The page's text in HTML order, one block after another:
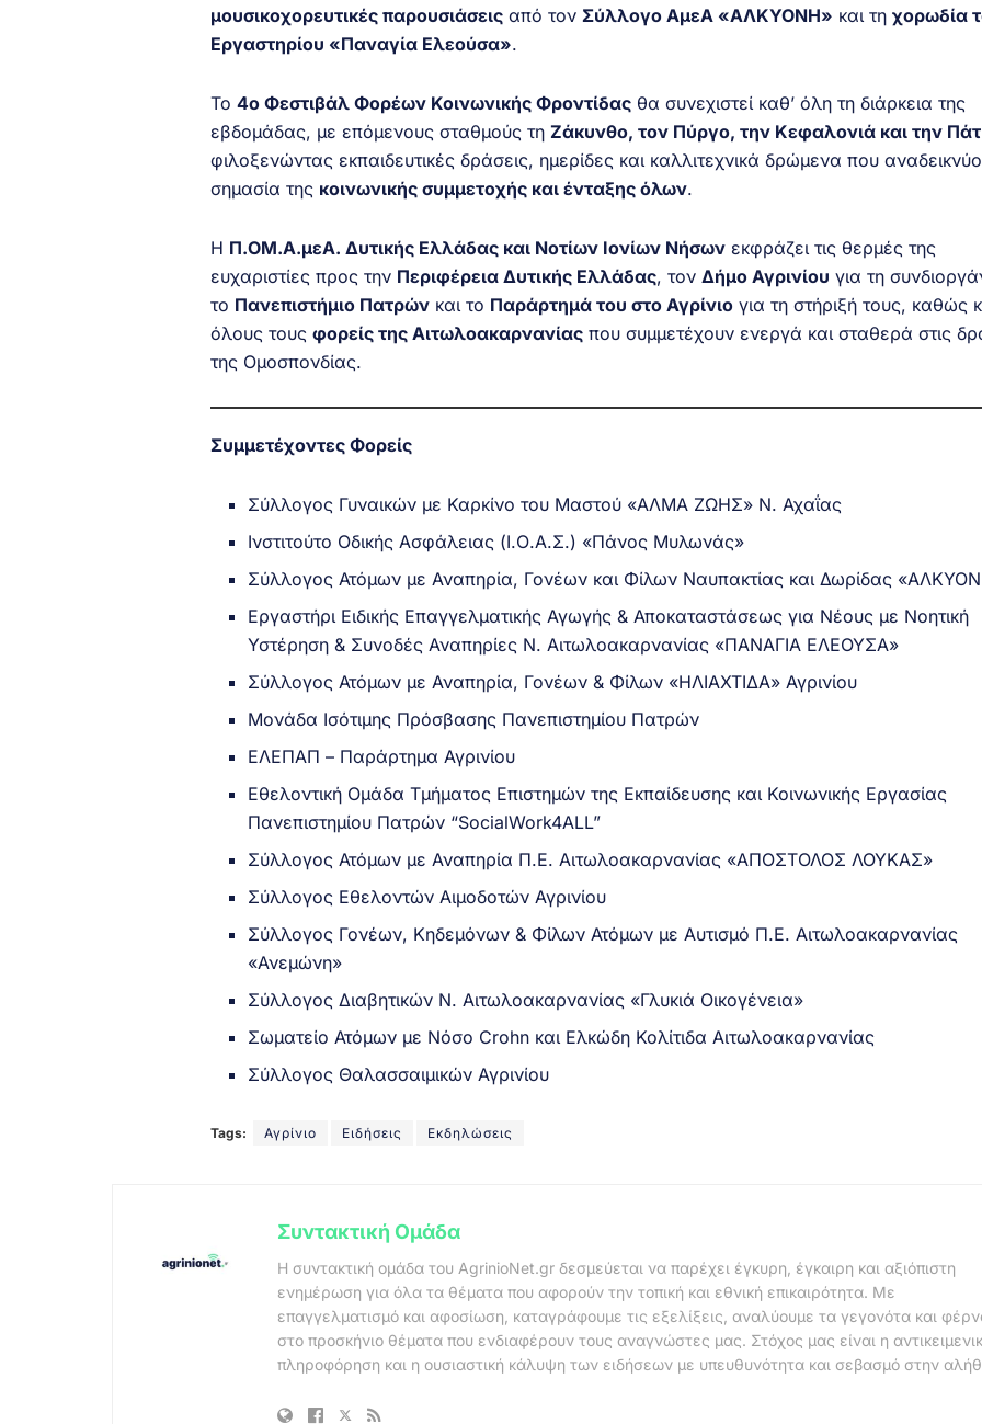
μουσικοχορευτικές παρουσιάσεις από τον Σύλλογο ΑμεΑ «ΑΛΚΥΟΝΗ» και τη χορωδία
Εργαστηρίου «Παναγία Ελεούσα».
Το 4ο Φεστιβάλ Φορέων Κοινωνικής Φροντίδας θα συνεχιστεί καθ’ όλη τη διάρκεια της
εβδομάδας, με επόμενους σταθμούς τη Ζάκυνθο, τον Πύργο, την Κεφαλονιά και την
φιλοξενώντας εκπαιδευτικές δράσεις, ημερίδες και καλλιτεχνικά δρώμενα που
σημασία της κοινωνικής συμμετοχής και ένταξης όλων.
Η Π.ΟΜ.Α.μεΑ. Δυτικής Ελλάδας και Νοτίων Ιονίων Νήσων εκφράζει τις θερμές της
ευχαριστίες προς την Περιφέρεια Δυτικής Ελλάδας, τον Δήμο Αγρινίου για τη
το Πανεπιστήμιο Πατρών και το Παράρτημά του στο Αγρίνιο για τη στήριξή τους, καθώς
όλους τους φορείς της Αιτωλοακαρνανίας που συμμετέχουν ενεργά και σταθερά στις
της Ομοσπονδίας.
Συμμετέχοντες Φορείς
Σύλλογος Γυναικών με Καρκίνο του Μαστού «ΑΛΜΑ ΖΩΗΣ» Ν. Αχαΐας
Ινστιτούτο Οδικής Ασφάλειας (Ι.Ο.Α.Σ.) «Πάνος Μυλωνάς»
Σύλλογος Ατόμων με Αναπηρία, Γονέων και Φίλων Ναυπακτίας και Δωρίδας
Εργαστήρι Ειδικής Επαγγελματικής Αγωγής & Αποκαταστάσεως για Νέους με Νοητική
Υστέρηση & Συνοδές Αναπηρίες Ν. Αιτωλοακαρνανίας «ΠΑΝΑΓΙΑ ΕΛΕΟΥΣΑ»
Σύλλογος Ατόμων με Αναπηρία, Γονέων & Φίλων «ΗΛΙΑΧΤΙΔΑ» Αγρινίου
Μονάδα Ισότιμης Πρόσβασης Πανεπιστημίου Πατρών
ΕΛΕΠΑΠ – Παράρτημα Αγρινίου
Εθελοντική Ομάδα Τμήματος Επιστημών της Εκπαίδευσης και Κοινωνικής Εργασίας
Πανεπιστημίου Πατρών “SocialWork4ALL”
Σύλλογος Ατόμων με Αναπηρία Π.Ε. Αιτωλοακαρνανίας «ΑΠΟΣΤΟΛΟΣ ΛΟΥΚΑΣ»
Σύλλογος Εθελοντών Αιμοδοτών Αγρινίου
Σύλλογος Γονέων, Κηδεμόνων & Φίλων Ατόμων με Αυτισμό Π.Ε. Αιτωλοακαρνανίας
«Ανεμώνη»
Σύλλογος Διαβητικών Ν. Αιτωλοακαρνανίας «Γλυκιά Οικογένεια»
Σωματείο Ατόμων με Νόσο Crohn και Ελκώδη Κολίτιδα Αιτωλοακαρνανίας
Σύλλογος Θαλασσαιμικών Αγρινίου
Tags: Αγρίνιο Ειδήσεις Εκδηλώσεις
Συντακτική Ομάδα
Η συντακτική ομάδα του AgrinioNet.gr δεσμεύεται να παρέχει έγκυρη, έγκαιρη και αξιόπιστη
ενημέρωση για όλα τα θέματα που αφορούν την τοπική και εθνική επικαιρότητα. Με
επαγγελματισμό και αφοσίωση, καταγράφουμε τις εξελίξεις, αναλύουμε τα γεγονότα και
στο προσκήνιο θέματα που ενδιαφέρουν τους αναγνώστες μας. Στόχος μας είναι η
πληροφόρηση και η ουσιαστική κάλυψη των ειδήσεων με υπευθυνότητα και σεβασμό στην